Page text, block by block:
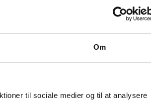
Om
til sociale medier og til at analysere